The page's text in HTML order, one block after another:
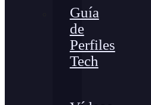
Guía
de
Perfiles
Tech